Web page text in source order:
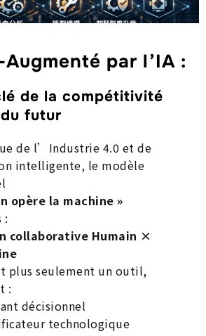
Augmenté par l’IA :
de la compétitivité
futur
de l’Industrie 4.0 et de
intelligente, le modèle
opère la machine »
:
collaborative Humain ×
plus seulement un outil,
:
décisionnel
technologique